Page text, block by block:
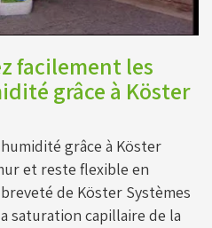
facilement les
grâce à Köster
grâce à Köster
et reste flexible en
de Köster Systèmes
saturation capillaire de la